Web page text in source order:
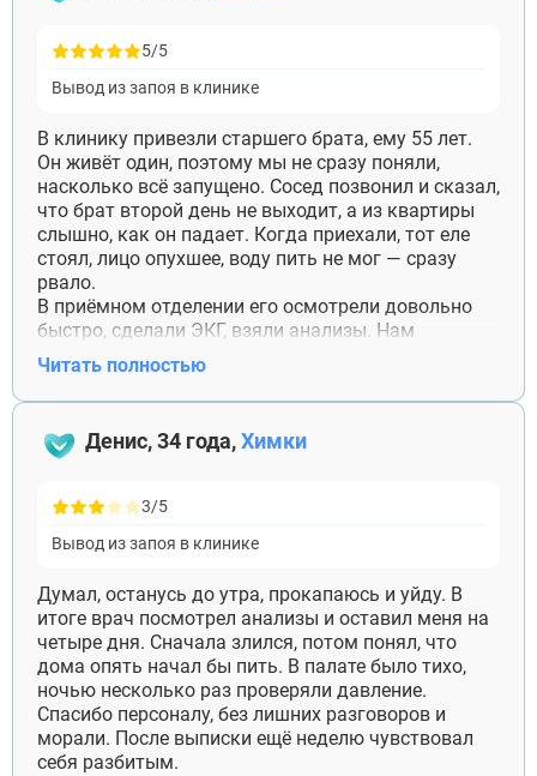
5/5
Вывод из запоя в клинике
В клинику привезли старшего брата, ему 55 лет.
Он живёт один, поэтому мы не сразу поняли,
насколько всё запущено. Сосед позвонил и сказал,
что брат второй день не выходит, а из квартиры
слышно, как он падает. Когда приехали, тот еле
стоял, лицо опухшее, воду пить не мог — сразу
рвало.
В приёмном отделении его осмотрели довольно
быстро, сделали ЭКГ, взяли анализы. Нам
объяснили, почему домой в таком состоянии
нельзя. Брат остался на неделю. Первые два дня
разговаривал с трудом, потом уже сам попросил
понятные объяснения без нагнетания. После
хотя раньше отказывался даже обсуждать это.
Читать полностью
Денис, 34 года,Химки
3/5
Вывод из запоя в клинике
Думал, останусь до утра, прокапаюсь и уйду. В
итоге врач посмотрел анализы и оставил меня на
четыре дня. Сначала злился, потом понял, что
дома опять начал бы пить. В палате было тихо,
ночью несколько раз проверяли давление.
Спасибо персоналу, без лишних разговоров и
морали. После выписки ещё неделю чувствовал
себя разбитым.